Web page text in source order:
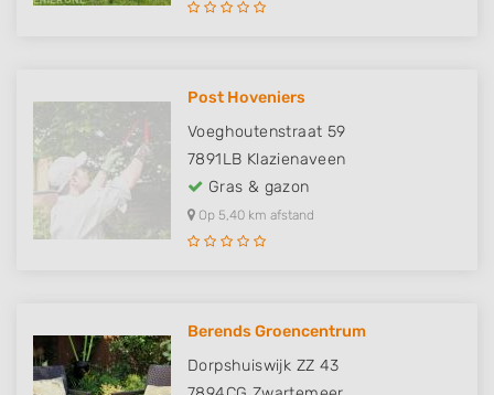
Post Hoveniers
Voeghoutenstraat 59
7891LB Klazienaveen
Gras & gazon
Op 5,40 km afstand
Berends Groencentrum
Dorpshuiswijk ZZ 43